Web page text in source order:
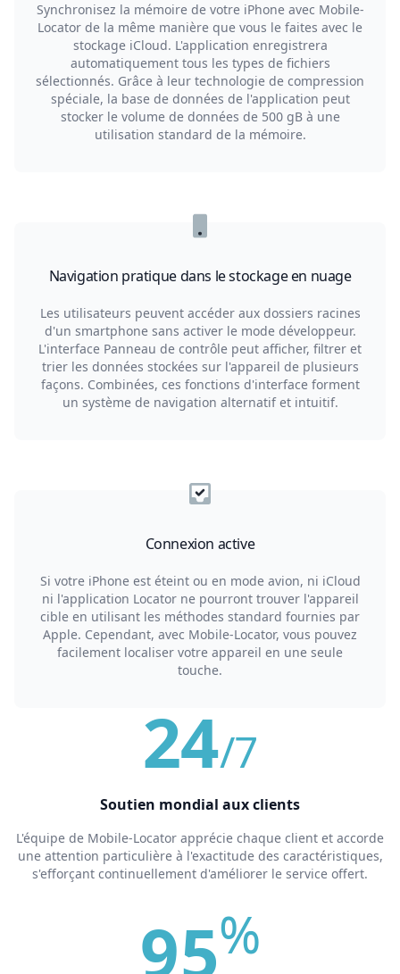
Synchronisez la mémoire de votre iPhone avec Mobile-
Locator de la même manière que vous le faites avec le
stockage iCloud. L'application enregistrera
automatiquement tous les types de fichiers
sélectionnés. Grâce à leur technologie de compression
spéciale, la base de données de l'application peut
stocker le volume de données de 500 gB à une
utilisation standard de la mémoire.
Navigation pratique dans le stockage en nuage
Les utilisateurs peuvent accéder aux dossiers racines
d'un smartphone sans activer le mode développeur.
L'interface Panneau de contrôle peut afficher, filtrer et
trier les données stockées sur l'appareil de plusieurs
façons. Combinées, ces fonctions d'interface forment
un système de navigation alternatif et intuitif.
Connexion active
Si votre iPhone est éteint ou en mode avion, ni iCloud
ni l'application Locator ne pourront trouver l'appareil
cible en utilisant les méthodes standard fournies par
Apple. Cependant, avec Mobile-Locator, vous pouvez
facilement localiser votre appareil en une seule
touche.
24/7
Soutien mondial aux clients
L'équipe de Mobile-Locator apprécie chaque client et accorde
une attention particulière à l'exactitude des caractéristiques,
s'efforçant continuellement d'améliorer le service offert.
95%